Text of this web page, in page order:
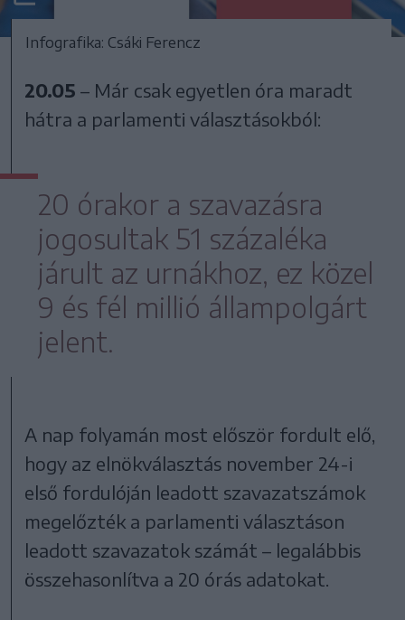
Infografika: Csáki Ferencz
20.05 – Már csak egyetlen óra maradt
hátra a parlamenti választásokból:
20 órakor a szavazásra
jogosultak 51 százaléka
járult az urnákhoz, ez közel
9 és fél millió állampolgárt
jelent.
A nap folyamán most először fordult elő,
hogy az elnökválasztás november 24-i
első fordulóján leadott szavazatszámok
megelőzték a parlamenti választáson
leadott szavazatok számát – legalábbis
összehasonlítva a 20 órás adatokat.